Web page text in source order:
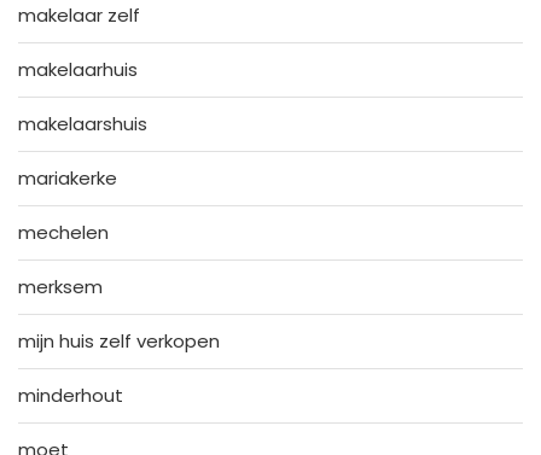
makelaar zelf
makelaarhuis
makelaarshuis
mariakerke
mechelen
merksem
mijn huis zelf verkopen
minderhout
moet